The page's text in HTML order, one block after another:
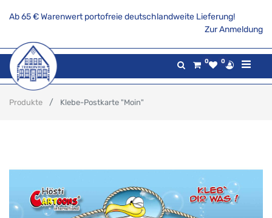
Ab 65 € Warenwert portofreie deutschlandweite Lieferung!
Zur Anmeldung
0 0
Produkte Klebe-Postkarte "Moin"